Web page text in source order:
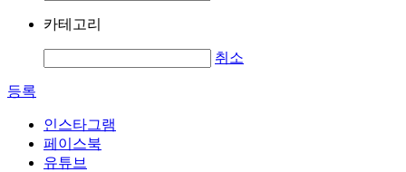
카테고리
취소
등록
인스타그램
페이스북
유튜브